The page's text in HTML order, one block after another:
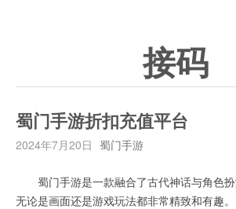
接码
蜀门手游折扣充值平台
2024年7月20日 蜀门手游
蜀门手游是一款融合了古代神话与角色扮
无论是画面还是游戏玩法都非常精致和有趣。